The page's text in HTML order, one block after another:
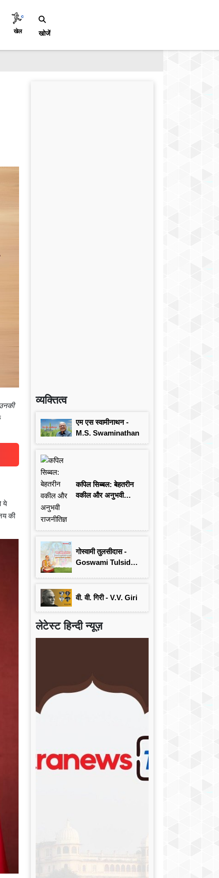
खेल खोजें
ये
की
व्यक्तित्व
एम एस स्वामीनाथन -
M.S. Swaminathan
कपिल सिब्बल: बेहतरीन
वकील और अनुभवी
गोस्वामी तुलसीदास -
Goswami Tulsidas:
वी. वी. गिरी - V.V. Giri
लेटेस्ट हिन्दी न्यूज़